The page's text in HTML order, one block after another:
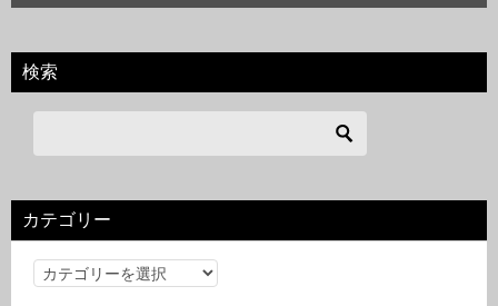
検索
カテゴリー
カ